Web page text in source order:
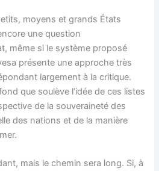
moyens et grands États
une question
même si le système proposé
présente une approche très
largement à la critique.
que soulève l’idée de ces listes
de la souveraineté des
des nations et de la manière
mais le chemin sera long. Si, à